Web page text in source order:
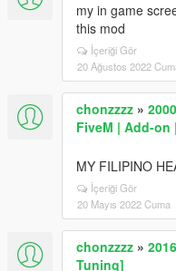
my in game
this mod
İçeriği Gör
20 Ağustos 2022
chonzzzz »
FiveM | Add-on
MY FILIPINO
İçeriği Gör
20 Mayıs 2022 Cuma
chonzzzz »
Tuning]